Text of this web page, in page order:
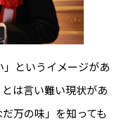
というイメージがあ
は言い難い現状があ
万の味」を知っても